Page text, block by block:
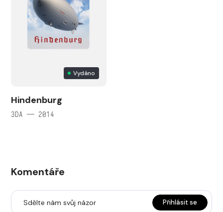
Vydáno
Hindenburg
3DA — 2014
Komentáře
Sdělte nám svůj názor Přihlásit se